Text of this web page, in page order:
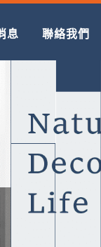
息 聯絡我們